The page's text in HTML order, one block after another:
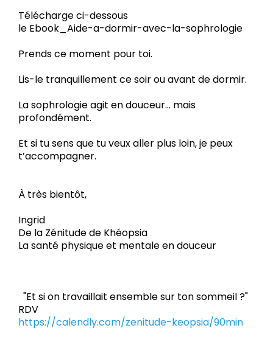
Télécharge ci-dessous
le Ebook_Aide-a-dormir-avec-la-sophrologie
Prends ce moment pour toi.
Lis-le tranquillement ce soir ou avant de dormir.
La sophrologie agit en douceur… mais
profondément.
Et si tu sens que tu veux aller plus loin, je peux
t’accompagner.
À très bientôt,
Ingrid
De la Zénitude de Khéopsia
La santé physique et mentale en douceur
"Et si on travaillait ensemble sur ton sommeil ?"
RDV
https://calendly.com/zenitude-keopsia/90min